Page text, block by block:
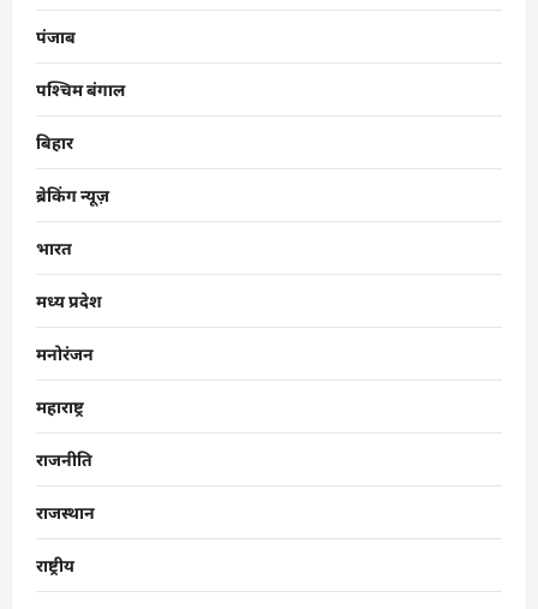
पंजाब
पश्चिम बंगाल
बिहार
ब्रेकिंग न्यूज़
भारत
मध्य प्रदेश
मनोरंजन
महाराष्ट्र
राजनीति
राजस्थान
राष्ट्रीय